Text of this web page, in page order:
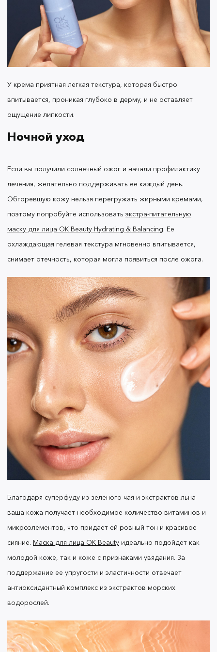
кожу, а все упомянутые бьюти-средства ждут вас
каталоге OK Beauty.
У крема приятная легкая текстура, которая быстро
впитывается, проникая глубоко в дерму, и не оставляет
ощущение липкости.
Ночной уход
Если вы получили солнечный ожог и начали профилактику
лечения, желательно поддерживать ее каждый день.
Обгоревшую кожу нельзя перегружать жирными кремами,
поэтому попробуйте использовать экстра-питательную
маску для лица OK Beauty Hydrating & Balancing. Ее
охлаждающая гелевая текстура мгновенно впитывается,
снимает отечность, которая могла появиться после ожога.
Благодаря суперфуду из зеленого чая и экстрактов льна
ваша кожа получает необходимое количество витаминов и
микроэлементов, что придает ей ровный тон и красивое
сияние. Маска для лица OK Beauty идеально подойдет как
молодой коже, так и коже с признаками увядания. За
поддержание ее упругости и эластичности отвечает
антиоксидантный комплекс из экстрактов морских
водорослей.